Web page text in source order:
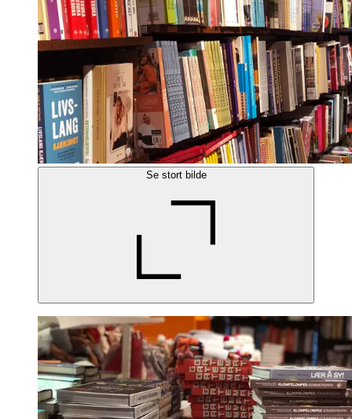
Se stort bilde